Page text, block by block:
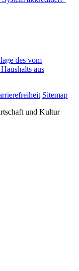
des vom
aus
Sitemap
und Kultur